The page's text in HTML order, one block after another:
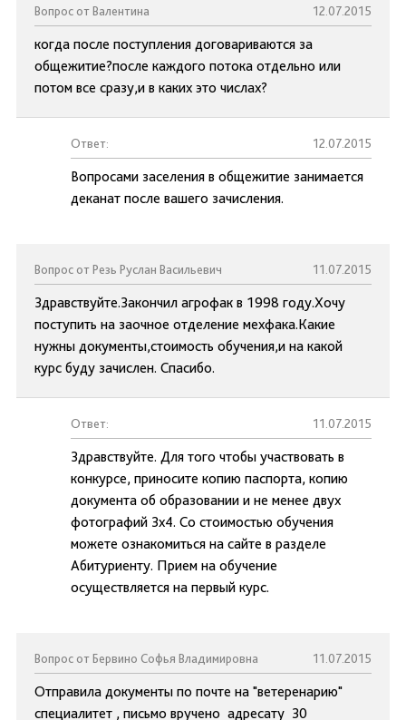
Вопрос от Валентина 12.07.2015
когда после поступления договариваются за
общежитие?после каждого потока отдельно или
потом все сразу,и в каких это числах?
Ответ: 12.07.2015
Вопросами заселения в общежитие занимается
деканат после вашего зачисления.
Вопрос от Резь Руслан Васильевич 11.07.2015
Здравствуйте.Закончил агрофак в 1998 году.Хочу
поступить на заочное отделение мехфака.Какие
нужны документы,стоимость обучения,и на какой
курс буду зачислен. Спасибо.
Ответ: 11.07.2015
Здравствуйте. Для того чтобы участвовать в
конкурсе, приносите копию паспорта, копию
документа об образовании и не менее двух
фотографий 3х4. Со стоимостью обучения
можете ознакомиться на сайте в разделе
Абитуриенту. Прием на обучение
осуществляется на первый курс.
Вопрос от Бервино Софья Владимировна 11.07.2015
Отправила документы по почте на "ветеренарию"
специалитет , письмо вручено адресату 30